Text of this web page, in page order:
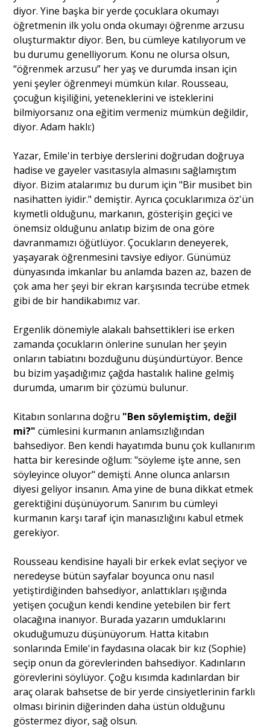
diyor. Yine başka bir yerde çocuklara okumayı
öğretmenin ilk yolu onda okumayı öğrenme arzusu
oluşturmaktır diyor. Ben, bu cümleye katılıyorum ve
bu durumu genelliyorum. Konu ne olursa olsun,
“öğrenmek arzusu” her yaş ve durumda insan için
yeni şeyler öğrenmeyi mümkün kılar. Rousseau,
çocuğun kişiliğini, yeteneklerini ve isteklerini
bilmiyorsanız ona eğitim vermeniz mümkün değildir,
diyor. Adam haklı:)
Yazar, Emile'in terbiye derslerini doğrudan doğruya
hadise ve gayeler vasıtasıyla almasını sağlamıştım
diyor. Bizim atalarımız bu durum için "Bir musibet bin
nasihatten iyidir." demiştir. Ayrıca çocuklarımıza öz'ün
kıymetli olduğunu, markanın, gösterişin geçici ve
önemsiz olduğunu anlatıp bizim de ona göre
davranmamızı öğütlüyor. Çocukların deneyerek,
yaşayarak öğrenmesini tavsiye ediyor. Günümüz
dünyasında imkanlar bu anlamda bazen az, bazen de
çok ama her şeyi bir ekran karşısında tecrübe etmek
gibi de bir handikabımız var.
Ergenlik dönemiyle alakalı bahsettikleri ise erken
zamanda çocukların önlerine sunulan her şeyin
onların tabiatını bozduğunu düşündürtüyor. Bence
bu bizim yaşadığımız çağda hastalık haline gelmiş
durumda, umarım bir çözümü bulunur.
Kitabın sonlarına doğru "Ben söylemiştim, değil
mi?" cümlesini kurmanın anlamsızlığından
bahsediyor. Ben kendi hayatımda bunu çok kullanırım
hatta bir keresinde oğlum: "söyleme işte anne, sen
söyleyince oluyor" demişti. Anne olunca anlarsın
diyesi geliyor insanın. Ama yine de buna dikkat etmek
gerektiğini düşünüyorum. Sanırım bu cümleyi
kurmanın karşı taraf için manasızlığını kabul etmek
gerekiyor.
Rousseau kendisine hayali bir erkek evlat seçiyor ve
neredeyse bütün sayfalar boyunca onu nasıl
yetiştirdiğinden bahsediyor, anlattıkları ışığında
yetişen çocuğun kendi kendine yetebilen bir fert
olacağına inanıyor. Burada yazarın umduklarını
okuduğumuzu düşünüyorum. Hatta kitabın
sonlarında Emile'in faydasına olacak bir kız (Sophie)
seçip onun da görevlerinden bahsediyor. Kadınların
görevlerini söylüyor. Çoğu kısımda kadınlardan bir
araç olarak bahsetse de bir yerde cinsiyetlerinin farklı
olması birinin diğerinden daha üstün olduğunu
göstermez diyor, sağ olsun.